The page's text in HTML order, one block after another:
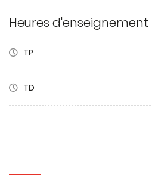
Heures d'enseignement
TP
TD